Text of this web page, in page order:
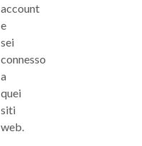
account
e
sei
connesso
a
quei
siti
web.